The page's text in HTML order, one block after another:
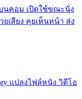
นคอม เปิดใช้ขณะนั่ง
เสียง คุยเห็นหน้า ส่ง
แปลงไฟล์หนัง วิดีโอ